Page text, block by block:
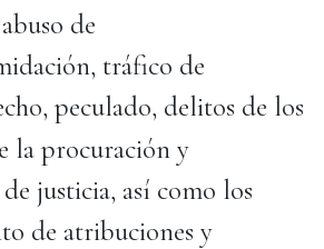
de
tráfico de
peculado, delitos de los
la procuración y
justicia, así como los
de atribuciones y